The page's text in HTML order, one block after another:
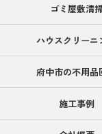
ゴミ屋敷清
ハウスクリーニ
府中市の不用品
施工事例